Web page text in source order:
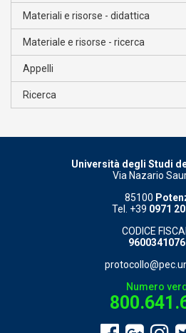
Materiali e risorse - didattica
Materiale e risorse - ricerca
Appelli
Ricerca
Università degli Studi
Via Nazario
85100
Tel. +39 0971
CODICE
Numero